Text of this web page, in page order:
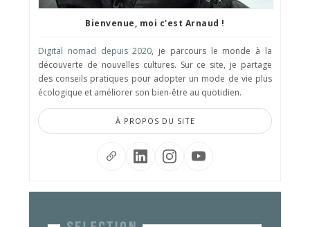
Bienvenue, moi c'est Arnaud !
Digital nomad depuis 2020, je parcours le monde à la
découverte de nouvelles cultures. Sur ce site, je partage
des conseils pratiques pour adopter un mode de vie plus
écologique et améliorer son bien-être au quotidien.
À PROPOS DU SITE